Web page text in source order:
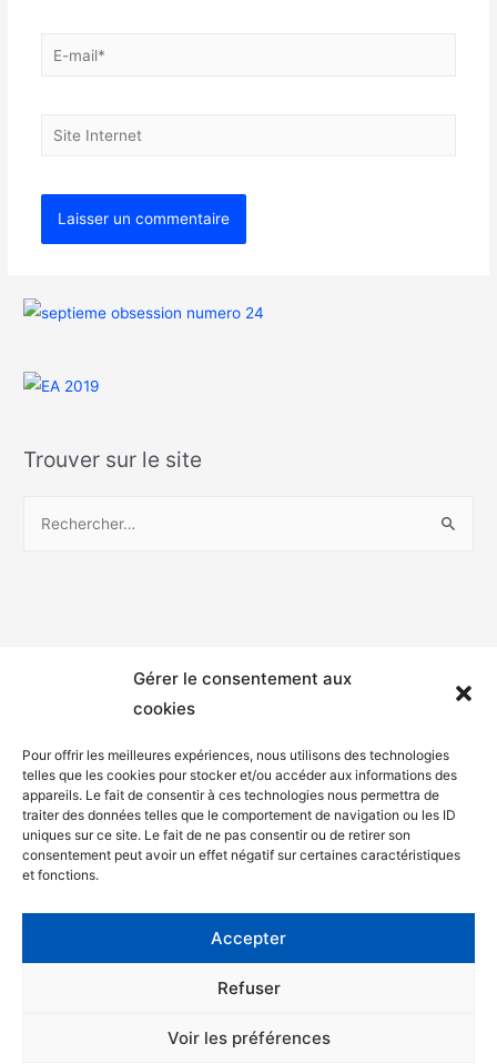
Gérer le consentement aux
cookies
Pour offrir les meilleures expériences, nous utilisons des technologies
telles que les cookies pour stocker et/ou accéder aux informations des
appareils. Le fait de consentir à ces technologies nous permettra de
traiter des données telles que le comportement de navigation ou les ID
uniques sur ce site. Le fait de ne pas consentir ou de retirer son
consentement peut avoir un effet négatif sur certaines caractéristiques
et fonctions.
Accepter
Refuser
Voir les préférences
Trouver sur le site
Mentions légales
Politique de confidentialité